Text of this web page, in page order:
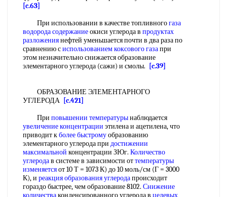
[c.63]
При использовании в качестве топливногогаза
водорода содержаниеокиси углерода в продуктах
разложениянефтей уменьшается почти в два раза по
сравнению сиспользованием коксового газапри
этом незначительно снижается образование
элементарного углерода (сажи) и смолы.
[c.39]
ОБРАЗОВАНИЕ ЭЛЕМЕНТАРНОГО
УГЛЕРОДА [c.421]
При повышении температурынаблюдается
увеличение концентрации этилена и ацетилена, что
приводит кболее быстромуобразованию
элементарного углерода при достижении
максимальной концентрации ЗЮг. Количество
углеродав системе в зависимости оттемпературы
изменяетсяот 10 Т = 1073 К) до 10 моль/см (Г = 3000
К), и реакция образования углеродапроисходит
гораздо быстрее, чем образование 8102. Снижение
количестваконденсированного углерода в целевых